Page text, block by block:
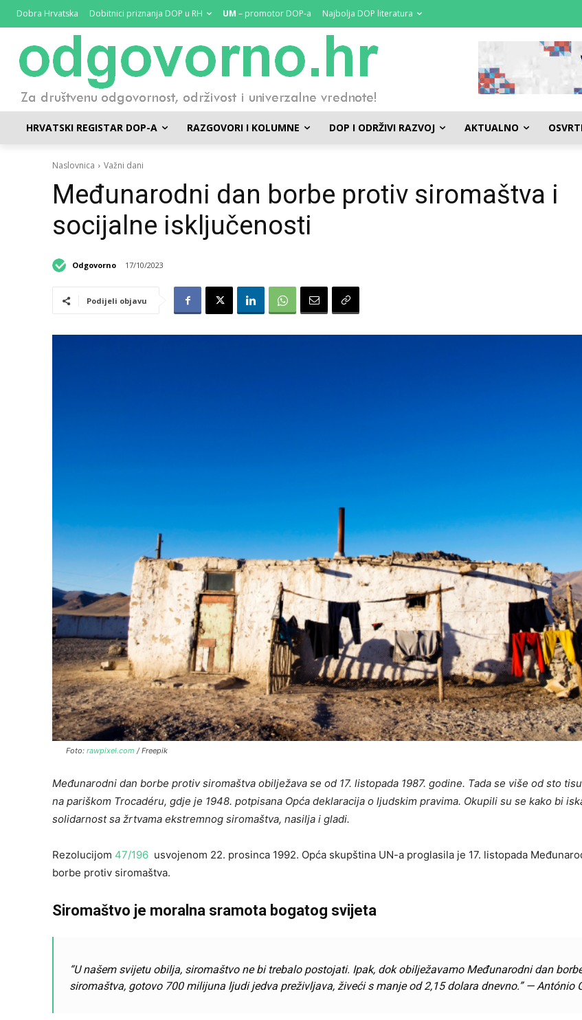
Dobra Hrvatska Dobitnici priznanja DOP u RH UM – promotor DOP-a Najbolja DOP literatura
HRVATSKI REGISTAR DOP-A RAZGOVORI I KOLUMNE DOP I ODRŽIVI RAZVOJ AKTUALNO
Naslovnica Važni dani
Međunarodni dan borbe protiv siromaštva i
socijalne isključenosti
Odgovorno 17/10/2023
Podijeli objavu
Foto: rawpixel.com / Freepik
Međunarodni dan borbe protiv siromaštva obilježava se od 17. listopada 1987. godine. Tada se više od sto
na pariškom Trocadéru, gdje je 1948. potpisana Opća deklaracija o ljudskim pravima. Okupili su se kako bi
solidarnost sa žrtvama ekstremnog siromaštva, nasilja i gladi.
Rezolucijom 47/196 usvojenom 22. prosinca 1992. Opća skupština UN-a proglasila je 17. listopada
borbe protiv siromaštva.
Siromaštvo je moralna sramota bogatog svijeta
“U našem svijetu obilja, siromaštvo ne bi trebalo postojati. Ipak, dok obilježavamo Međunarodni dan
siromaštva, gotovo 700 milijuna ljudi jedva preživljava, živeći s manje od 2,15 dolara dnevno.” — António